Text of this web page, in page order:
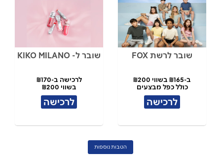
שובר לרשת FOX
ב-₪165 בשווי ₪200
כולל כפל מבצעים
לרכישה
שובר ל- KIKO MILANO
לרכישה ב-₪170
בשווי ₪200
לרכישה
הטבות נוספות